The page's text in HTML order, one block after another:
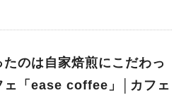
たのは自家焙煎にこだわっ
ェ「ease coffee」│カフェ